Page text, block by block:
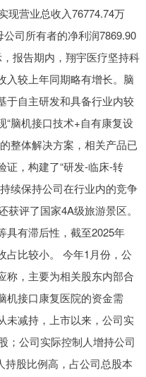
现营业总收入76774.74万
司所有者的净利润7869.90
报告期内，翔宇医疗坚持科
入较上年同期略有增长。脑
于自主研发和具备行业内较
“脑机接口技术+自有康复设
整体解决方案，相关产品已
证，构建了“研发-临床-转
续保持公司在行业内的竞争
评了国家4A级旅游景区。
具有滞后性，截至2025年
占比较小。 今年1月份，公
称，主要为相关股东内部合
机接口康复医院的资金需
未减持，上市以来，公司实
；公司实际控制人增持公司
持股比例高，占公司总股本